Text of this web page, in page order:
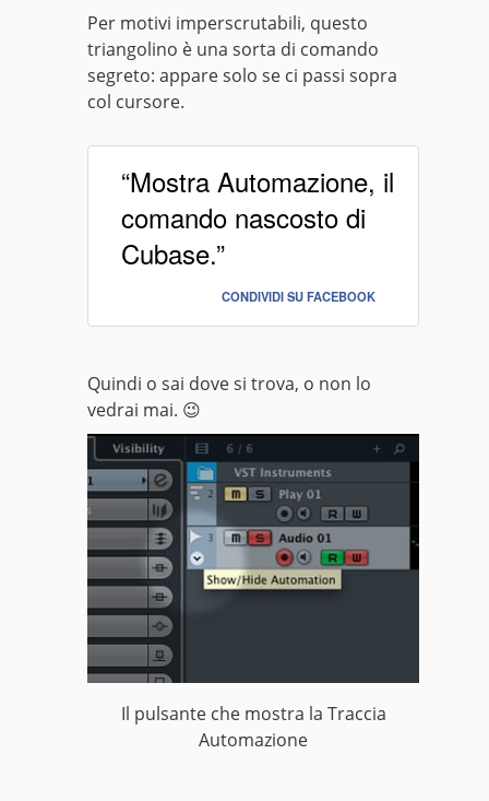
Per motivi imperscrutabili, questo
triangolino è una sorta di comando
segreto: appare solo se ci passi sopra
col cursore.
“Mostra Automazione, il
comando nascosto di
Cubase.”
CONDIVIDI SU FACEBOOK
Quindi o sai dove si trova, o non lo
vedrai mai. 😉
Il pulsante che mostra la Traccia
Automazione